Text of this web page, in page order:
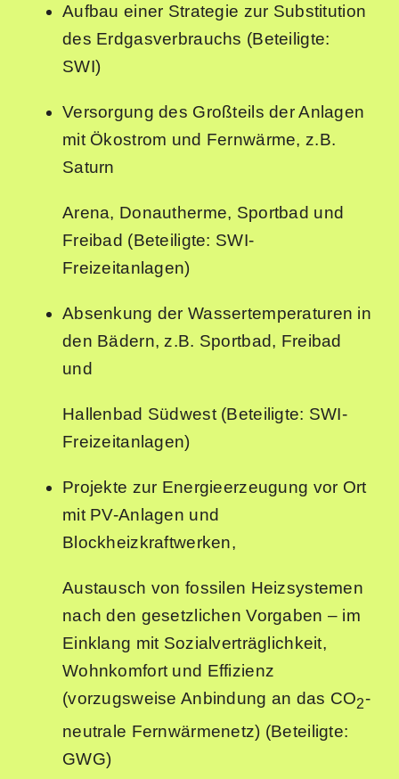
Aufbau einer Strategie zur Substitution
des Erdgasverbrauchs (Beteiligte:
SWI)
Versorgung des Großteils der Anlagen
mit Ökostrom und Fernwärme, z.B.
Saturn
Arena, Donautherme, Sportbad und
Freibad (Beteiligte: SWI-
Freizeitanlagen)
Absenkung der Wassertemperaturen in
den Bädern, z.B. Sportbad, Freibad
und
Hallenbad Südwest (Beteiligte: SWI-
Freizeitanlagen)
Projekte zur Energieerzeugung vor Ort
mit PV-Anlagen und
Blockheizkraftwerken,
Austausch von fossilen Heizsystemen
nach den gesetzlichen Vorgaben – im
Einklang mit Sozialverträglichkeit,
Wohnkomfort und Effizienz
(vorzugsweise Anbindung an das CO2-
neutrale Fernwärmenetz) (Beteiligte:
GWG)